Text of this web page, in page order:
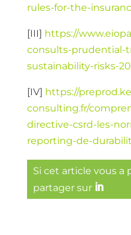
rules-for-the-
[III] https://
consults-prudential-
sustainability-risks-
[IV] https://
consulting.fr/
directive-csrd-les-
reporting-de-
Si cet article vous a
partager sur